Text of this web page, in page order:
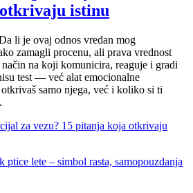
istinu
li je ovaj odnos vredan mog
zamagli procenu, ali prava vrednost
na koji komunicira, reaguje i gradi
test — već alat emocionalne
samo njega, već i koliko si ti
za vezu? 15 pitanja koja otkrivaju